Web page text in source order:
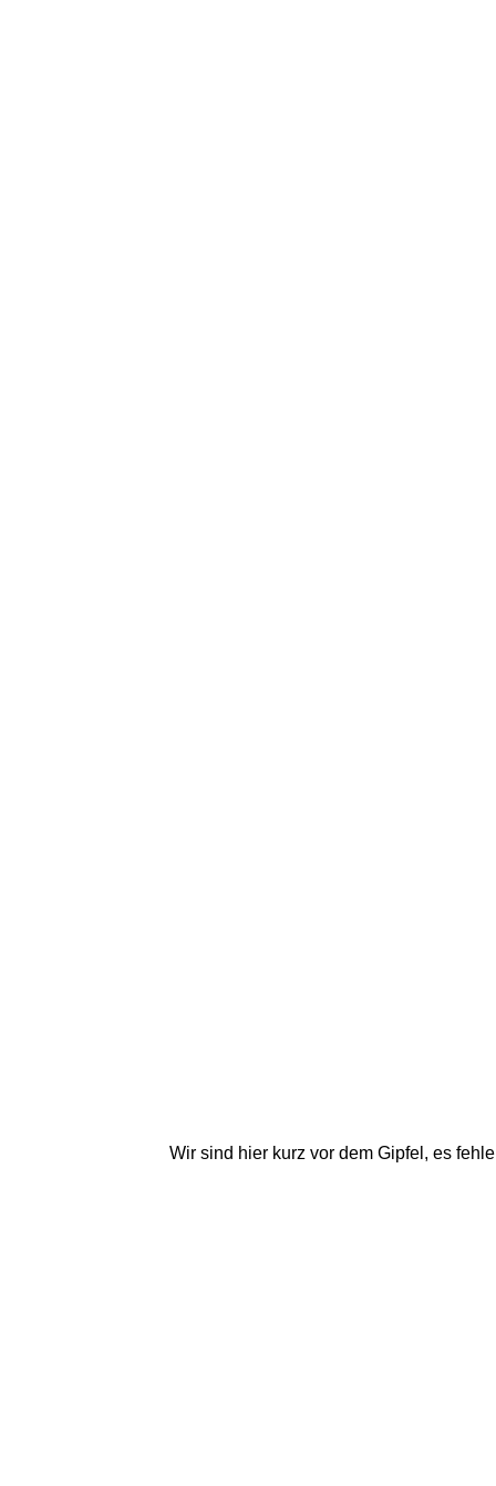
Wir sind hier kurz vor dem Gipfel, es